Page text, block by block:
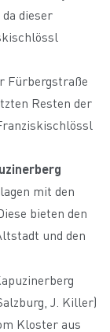
dieser
Fürbergstraße
Resten der
mit den
bieten den
und den
J. Killer)
Kloster aus